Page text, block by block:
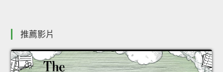
推薦影片